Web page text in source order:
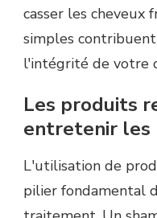
casser les cheveux
simples
l'intégrité de votre
Les produits
entretenir
L'utilisation de
pilier fondamental